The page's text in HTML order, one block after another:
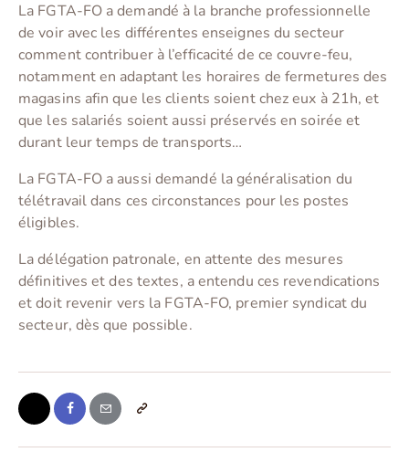
La FGTA-FO a demandé à la branche professionnelle
de voir avec les différentes enseignes du secteur
comment contribuer à l’efficacité de ce couvre-feu,
notamment en adaptant les horaires de fermetures des
magasins afin que les clients soient chez eux à 21h, et
que les salariés soient aussi préservés en soirée et
durant leur temps de transports…
La FGTA-FO a aussi demandé la généralisation du
télétravail dans ces circonstances pour les postes
éligibles.
La délégation patronale, en attente des mesures
définitives et des textes, a entendu ces revendications
et doit revenir vers la FGTA-FO, premier syndicat du
secteur, dès que possible.